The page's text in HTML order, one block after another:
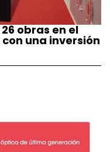
obras en el
una inversión